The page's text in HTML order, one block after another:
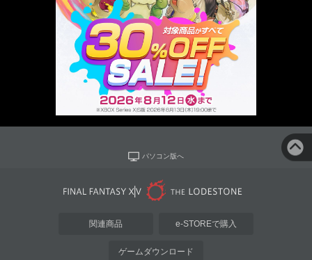
パソコン版へ
関連商品 e-STOREで購入
ゲームダウンロード